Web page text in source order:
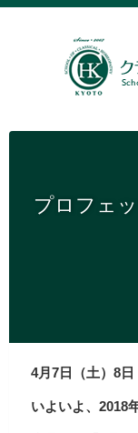
プロフェ
4月7日（土）8日
いよいよ、2018